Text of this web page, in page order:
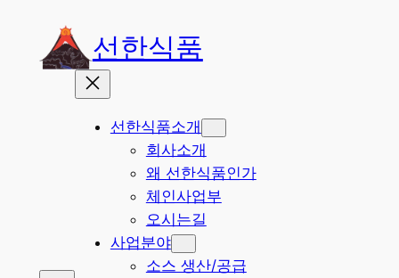
선한식품
선한식품소개
회사소개
왜 선한식품인가
체인사업부
오시는길
사업분야
소스 생산/공급